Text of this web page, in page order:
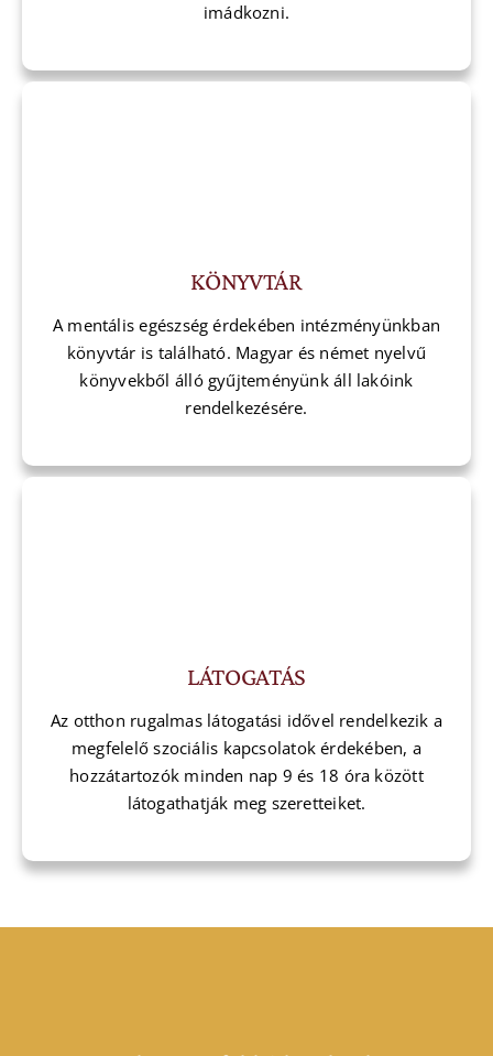
imádkozni.
KÖNYVTÁR
A mentális egészség érdekében intézményünkban
könyvtár is található. Magyar és német nyelvű
könyvekből álló gyűjteményünk áll lakóink
rendelkezésére.
LÁTOGATÁS
Az otthon rugalmas látogatási idővel rendelkezik a
megfelelő szociális kapcsolatok érdekében, a
hozzátartozók minden nap 9 és 18 óra között
látogathatják meg szeretteiket.